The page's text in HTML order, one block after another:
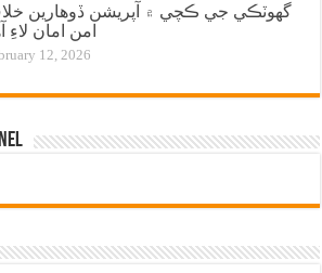
گهوٽڪي جي ڪچي ۾ آپريشن ڏوهارين
امن امان لاءِ
12, 2026